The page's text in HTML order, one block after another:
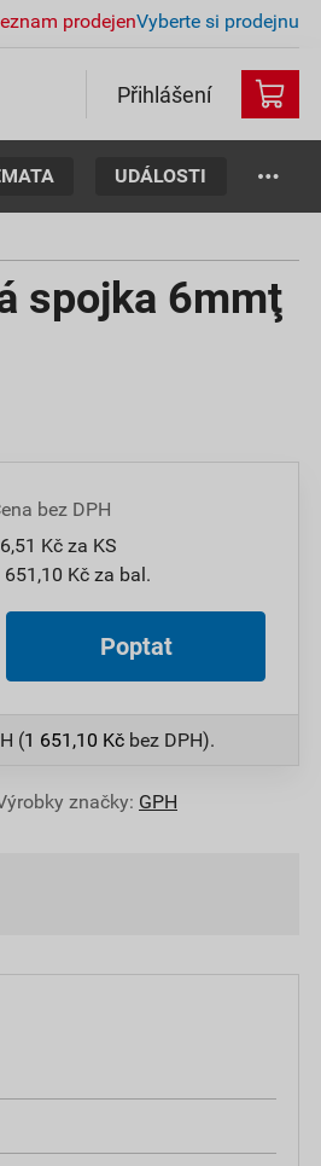
prodejenVyberte si prodejnu
Přihlášení
UDÁLOSTI
spojka 6mmţ
bez DPH
Kč za KS
651,10 Kč za bal.
Poptat
(1 651,10 Kč bez DPH).
značky: GPH